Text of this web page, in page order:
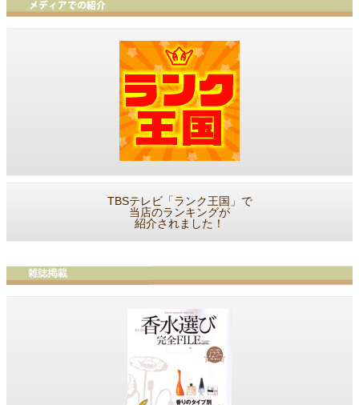
TBSテレビ「ランク王国」で
当店のランキングが
紹介されました！